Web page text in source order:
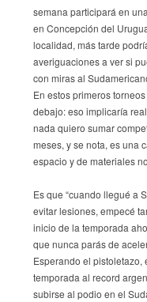
semana participará en
en Concepción del
localidad, más tarde
averiguaciones a ver si
con miras al
En estos primeros
debajo: eso implicaría
nada quiero sumar
meses, y se nota, es una
espacio y de materiales
Es que “cuando llegué a
evitar lesiones, empecé
inicio de la temporada
que nunca parás de
Esperando el pistoletazo,
temporada al record
subirse al podio en el